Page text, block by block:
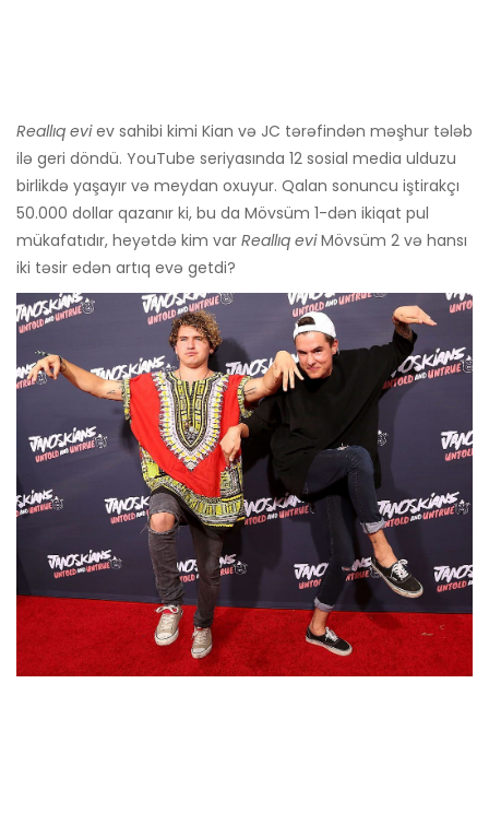
Reallıq eviev sahibi kimi Kian və JC tərəfindən məşhur tələb
ilə geri döndü. YouTube seriyasında 12 sosial media ulduzu
birlikdə yaşayır və meydan oxuyur. Qalan sonuncu iştirakçı
50.000 dollar qazanır ki, bu da Mövsüm 1-dən ikiqat pul
mükafatıdır, heyətdə kim var Reallıq eviMövsüm 2 və hansı
iki təsir edən artıq evə getdi?